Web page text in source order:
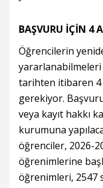
BAŞVURU İÇİN 4
Öğrencilerin
tarihten itibaren 4
gerekiyor.
veya kayıt hakkı
kurumuna
öğrenciler, 2026-
öğrenimlerine
öğrenimleri, 2547